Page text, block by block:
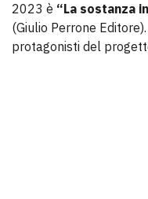
2023 è “La sostanza
(Giulio Perrone
protagonisti del